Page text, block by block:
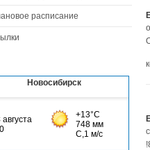
расписание
Новосибирск